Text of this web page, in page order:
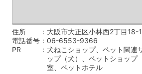
住所
大阪市大正区小林西2丁目18-
電話番号
06-6553-9366
PR
犬ねこショップ、ペット関連
ップ（犬）、ペットショップ
室、ペットホテル